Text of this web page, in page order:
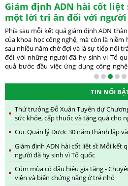
Cúm mùa có dấu hiệu gia
cảnh báo nguy cơ nhập
nặng ở trẻ nhỏ
Mỗi năm, cúm mùa khiến hàng triệu
trong đó trẻ dưới 5 tuổi là nhóm có
nặng. Theo TS.BS Lê Kiến Ngãi -
nhiễm khuẩn, Bệnh viện Nhi Trung
2026, Bệnh viện Nhi Trung ương ghi
dương tính mỗi tuần và tỷ lệ nhập viện
Ngãi, cúm mùa là gánh nặng bệnh tật
cáo phụ huynh không nên chủ quan
thuộc này.
TIN NỔI
Thứ trưởng Đỗ Xuân Tuyên dự
sức khỏe, cấp thuốc và tặng quà cho
Cục Quản lý Dược 30 năm thành lập
Giám định ADN hài cốt liệt sĩ: Mỗi kết
người đã hy sinh vì Tổ quốc
Cúm mùa có dấu hiệu gia tăng -
viện và biến chứng nặng ở trẻ nhỏ